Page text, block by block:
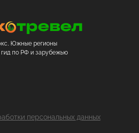
Южные регионы
по РФ и зарубежью
персональных данных